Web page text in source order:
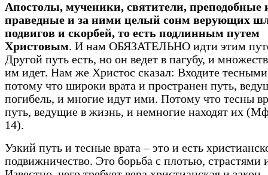
Апостолы, мученики, святители, преподобные
праведные и за ними целый сонм верующих
подвигов и скорбей, то есть подлинным путем
Христовым. И нам ОБЯЗАТЕЛЬНО идти этим
Другой путь есть, но он ведет в пагубу, и
им идет. Нам же Христос сказал: Входите
потому что широки врата и пространен путь,
погибель, и многие идут ими. Потому что тесны
путь, ведущие в жизнь, и немногие находят их
14).
Узкий путь и тесные врата – это и есть
подвижничество. Это борьба с плотью, страстями